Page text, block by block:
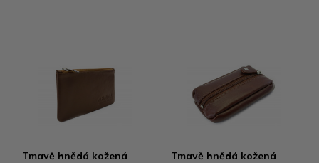
Tmavě hnědá kožená
Tmavě hnědá kožená